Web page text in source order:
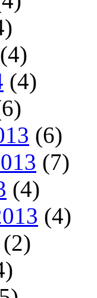
(4)
(4)
(6)
(7)
(4)
(4)
(2)